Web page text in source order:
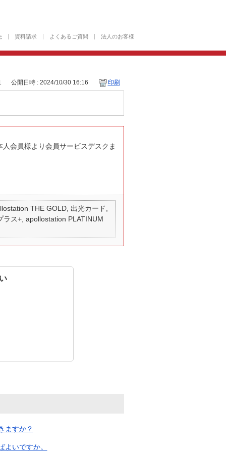
資料請求 よくあるご質問 法人のお客様
公開日時 : 2024/10/30 16:16 印刷
会員様より会員サービスデスクま
THE GOLD, 出光カード,
ス+, apollostation PLATINUM
ますか？
いですか。